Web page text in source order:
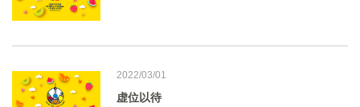
2022/03/01
虚位以待